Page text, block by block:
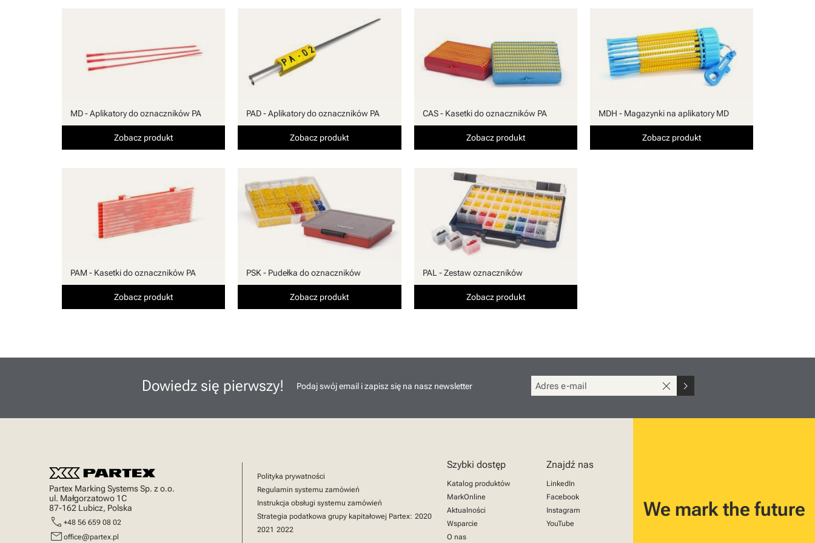
MD - Aplikatory do oznaczników PA
Zobacz produkt
PAD - Aplikatory do oznaczników PA
Zobacz produkt
CAS - Kasetki do oznaczników PA
Zobacz produkt
MDH - Magazynki na aplikatory MD
Zobacz produkt
PAM - Kasetki do oznaczników PA
Zobacz produkt
PSK - Pudełka do oznaczników
Zobacz produkt
PAL - Zestaw oznaczników
Zobacz produkt
Dowiedz się pierwszy! Podaj swój email i zapisz się na nasz newsletter close chevron_right
Partex Marking Systems Sp. z o.o.
ul. Małgorzatowo 1C
87-162 Lubicz, Polska
call +48 56 659 08 02
mail office@partex.pl
Polityka prywatności
Regulamin systemu zamówień
Instrukcja obsługi systemu zamówień
Strategia podatkowa grupy kapitałowej Partex: 2020
2021 2022
Szybki dostęp
Katalog produktów
MarkOnline
Aktualności
Wsparcie
O nas
Znajdź nas
LinkedIn
Facebook
Instagram
YouTube
We mark the future